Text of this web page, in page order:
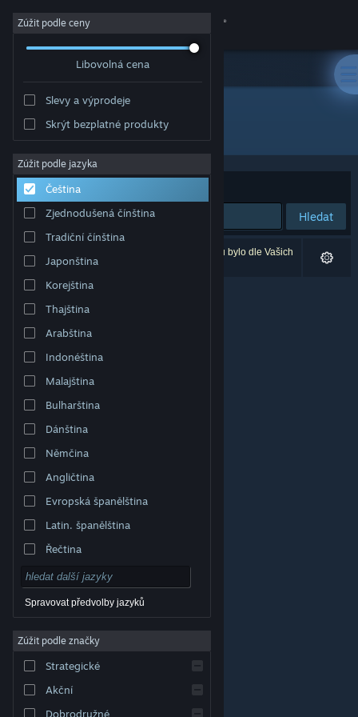
Přihlásit se
Komunita
Informace
Podpora
Změnit jazyk
Mobilní aplikace služby Steam
Desktopová verze stránky
© Valve Corporation. Všechna práva vyhrazena.
příslušných subjektů v USA a dalších zemích.
Smlouva o užívání služby Steam
Cookies
Zúžit podle ceny
Libovolná cena
Slevy a výprodeje
Skrýt bezplatné produkty
Zúžit podle jazyka
Čeština
Zjednodušená čínština
Tradiční čínština
Japonština
Korejština
Thajština
Arabština
Indonéština
Malajština
Bulharština
Dánština
Němčina
Angličtina
Evropská španělština
Latin. španělština
Řečtina
Spravovat předvolby jazyků
Zúžit podle značky
Strategické
Akční
Dobrodružné
Vývojář: BitRaiders Games
Seřadit podle
Hledat
Vašemu zadání odpovídá 0 výsledků. 4 produktů bylo dle Vašich
předvoleb vyloučeno z výsledků vyhledávání.